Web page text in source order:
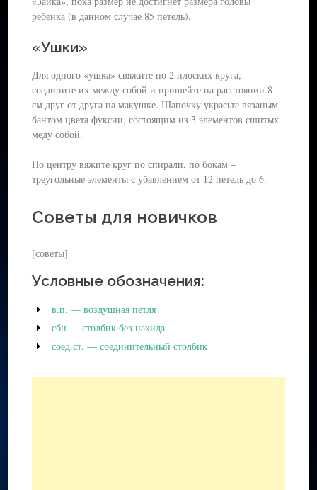
Шерстяная пряжа
ребенка (в данном случае 85 петель).
«Ушки»
Для одного «ушка» свяжите по 2 плоских круга,
соедините их между собой и пришейте на расстоянии 8
см друг от друга на макушке. Шапочку украсьте вязаным
бантом цвета фуксии, состоящим из 3 элементов сшитых
меду собой.
По центру вяжите круг по спирали, по бокам –
треугольные элементы с убавлением от 12 петель до 6.
Советы для новичков
[советы]
Условные обозначения:
в.п. — воздушная петля
сбн — столбик без накида
соед.ст. — соединительный столбик